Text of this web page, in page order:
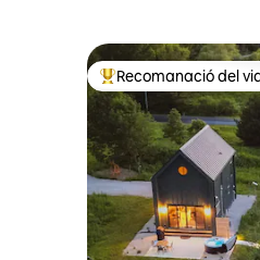
Principals
Recomanació del